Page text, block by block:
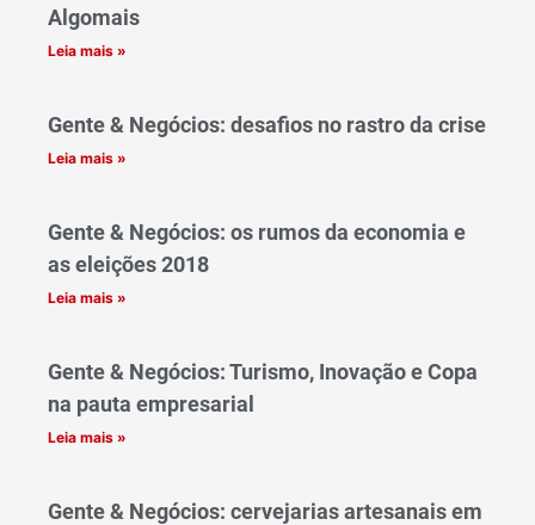
Algomais
Leia mais »
Gente & Negócios: desafios no rastro da crise
Leia mais »
Gente & Negócios: os rumos da economia e
as eleições 2018
Leia mais »
Gente & Negócios: Turismo, Inovação e Copa
na pauta empresarial
Leia mais »
Gente & Negócios: cervejarias artesanais em